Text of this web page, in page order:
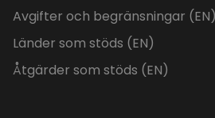
Avgifter och begränsningar (EN)
Länder som stöds (EN)
Åtgärder som stöds (EN)